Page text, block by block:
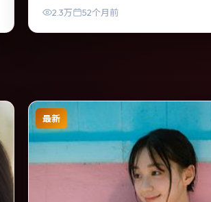
2.3万 52个月前
最新